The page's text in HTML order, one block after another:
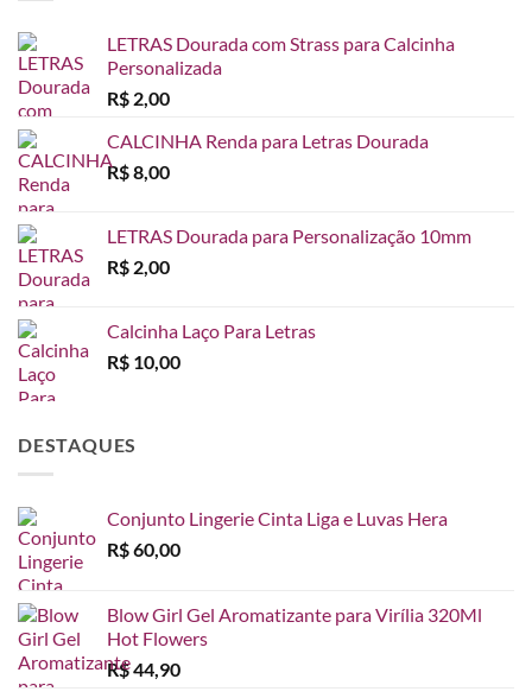
LETRAS Dourada com Strass para Calcinha
Personalizada
R$ 2,00
CALCINHA Renda para Letras Dourada
R$8,00
LETRAS Dourada para Personalização 10mm
R$ 2,00
Calcinha Laço Para Letras
R$ 10,00
DESTAQUES
Conjunto Lingerie Cinta Liga e Luvas Hera
R$60,00
Blow Girl Gel Aromatizante para Virília 320Ml
Hot Flowers
R$44,90